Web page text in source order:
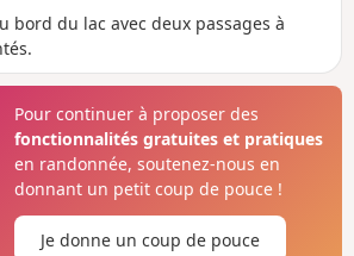
bord du lac avec deux passages à
Pour continuer à proposer des
fonctionnalités gratuites et pratiques
en randonnée, soutenez-nous en
donnant un petit coup de pouce !
Je donne un coup de pouce